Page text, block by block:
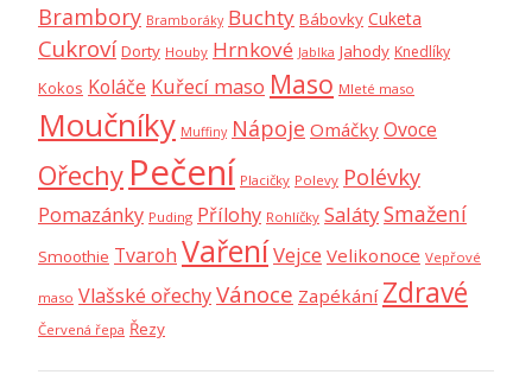
Brambory Bramboráky Buchty Bábovky Cuketa
Cukroví Dorty Houby Hrnkové Jablka Jahody Knedlíky
Kokos Koláče Kuřecí maso Maso Mleté maso
Moučníky Muffiny Nápoje Omáčky Ovoce
Ořechy Pečení Placičky Polevy Polévky
Pomazánky Puding Přílohy Rohlíčky SalátySmažení
Smoothie Tvaroh VařeníVejce Velikonoce Vepřové
maso Vlašské ořechyVánoce Zapékání Zdravé
Červená řepa Řezy